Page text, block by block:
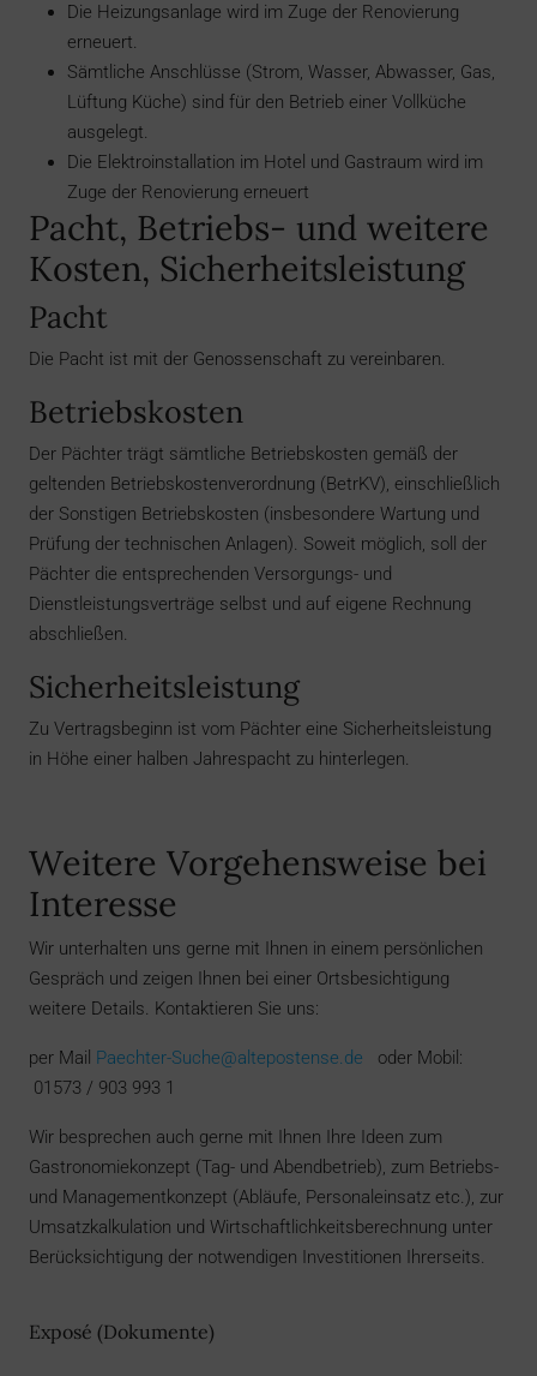
Die Heizungsanlage wird im Zuge der Renovierung
erneuert.
Sämtliche Anschlüsse (Strom, Wasser, Abwasser, Gas,
Lüftung Küche) sind für den Betrieb einer Vollküche
ausgelegt.
Die Elektroinstallation im Hotel und Gastraum wird im
Zuge der Renovierung erneuert
Pacht, Betriebs- und weitere
Kosten, Sicherheitsleistung
Pacht
Die Pacht ist mit der Genossenschaft zu vereinbaren.
Betriebskosten
Der Pächter trägt sämtliche Betriebskosten gemäß der
geltenden Betriebskostenverordnung (BetrKV), einschließlich
der Sonstigen Betriebskosten (insbesondere Wartung und
Prüfung der technischen Anlagen). Soweit möglich, soll der
Pächter die entsprechenden Versorgungs- und
Dienstleistungsverträge selbst und auf eigene Rechnung
abschließen.
Sicherheitsleistung
Zu Vertragsbeginn ist vom Pächter eine Sicherheitsleistung
in Höhe einer halben Jahrespacht zu hinterlegen.
Weitere Vorgehensweise bei
Interesse
Wir unterhalten uns gerne mit Ihnen in einem persönlichen
Gespräch und zeigen Ihnen bei einer Ortsbesichtigung
weitere Details. Kontaktieren Sie uns:
per Mail Paechter-Suche@altepostense.de oder Mobil:
01573 / 903 993 1
Wir besprechen auch gerne mit Ihnen Ihre Ideen zum
Gastronomiekonzept (Tag- und Abendbetrieb), zum Betriebs-
und Managementkonzept (Abläufe, Personaleinsatz etc.), zur
Umsatzkalkulation und Wirtschaftlichkeitsberechnung unter
Berücksichtigung der notwendigen Investitionen Ihrerseits.
Exposé (Dokumente)